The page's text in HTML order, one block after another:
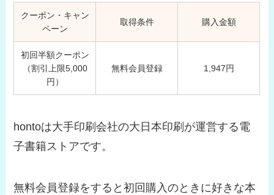
クーポン・キャン
ペーン
取得条件 購入金額
初回半額クーポン
（割引上限5,000
円）
無料会員登録 1,947円
hontoは大手印刷会社の大日本印刷が運営する電
子書籍ストアです。
無料会員登録をすると初回購入のときに好きな本